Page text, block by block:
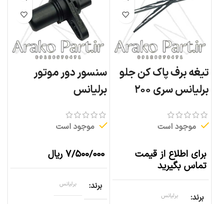
تیغه برف پاک کن جلو
برلیانس سری ۲۰۰
موجود است
برای اطلاع از قیمت
تماس بگیرید
برند برلیانس
سنسور دور موتور
برلیانس
موجود است
۷/۵۰۰/۰۰۰ ریال
برند برلیانس